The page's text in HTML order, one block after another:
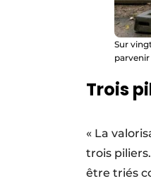
Sur
Trois
« La
trois
être triés